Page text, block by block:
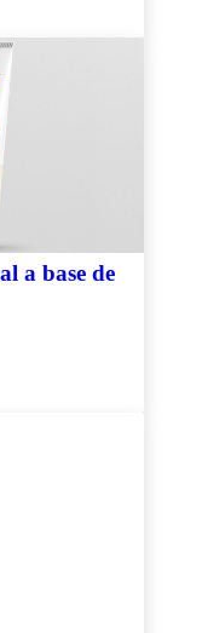
a base de